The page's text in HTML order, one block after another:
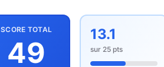
SCORE TOTAL
49
13.1
sur 25 pts